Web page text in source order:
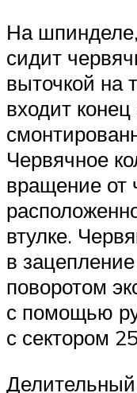
На
сидит
выточкой на
входит
Червячное
вращение от
втулке.
в
поворотом
с помощью
с сектором